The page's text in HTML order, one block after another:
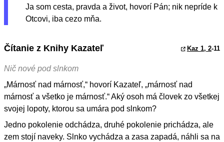
Ja som cesta, pravda a život, hovorí Pán; nik nepríde k
Otcovi, iba cezo mňa.
Čítanie z Knihy Kazateľ Kaz 1, 2-11
Nič nové pod slnkom
„Márnosť nad márnosť,“ hovorí Kazateľ, „márnosť nad
márnosť a všetko je márnosť.“ Aký osoh má človek zo všetkej
svojej lopoty, ktorou sa umára pod slnkom?
Jedno pokolenie odchádza, druhé pokolenie prichádza, ale
zem stojí naveky. Slnko vychádza a zasa zapadá, náhli sa na